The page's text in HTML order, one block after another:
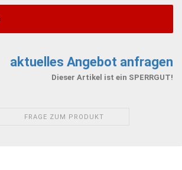
aktuelles Angebot anfragen
Dieser Artikel ist ein SPERRGUT!
FRAGE ZUM PRODUKT